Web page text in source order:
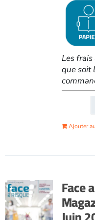
Les
que soit
Ajouter
Face